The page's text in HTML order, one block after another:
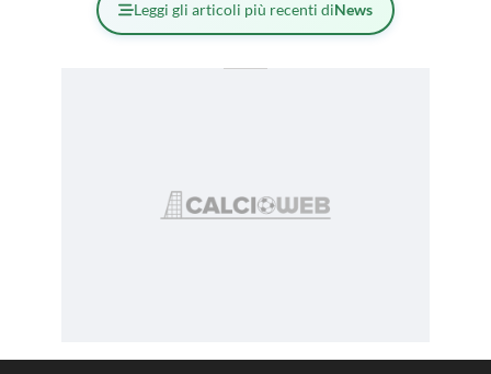
Leggi gli articoli più recenti diNews